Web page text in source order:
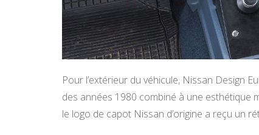
Pour l’extérieur du véhicule, Nissan Design
des années 1980 combiné à une esthétique
le logo de capot Nissan d’origine a reçu un